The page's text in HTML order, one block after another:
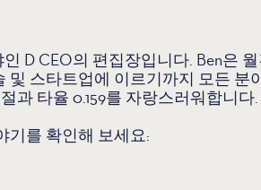
D CEO의 편집장입니다. Ben은
스타트업에 이르기까지 모든 분
과 타율 0.159를 자랑스러워합니다.
기를 확인해 보세요: